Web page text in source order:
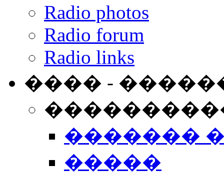
Radio photos
Radio forum
Radio links
���� -
�������
�����